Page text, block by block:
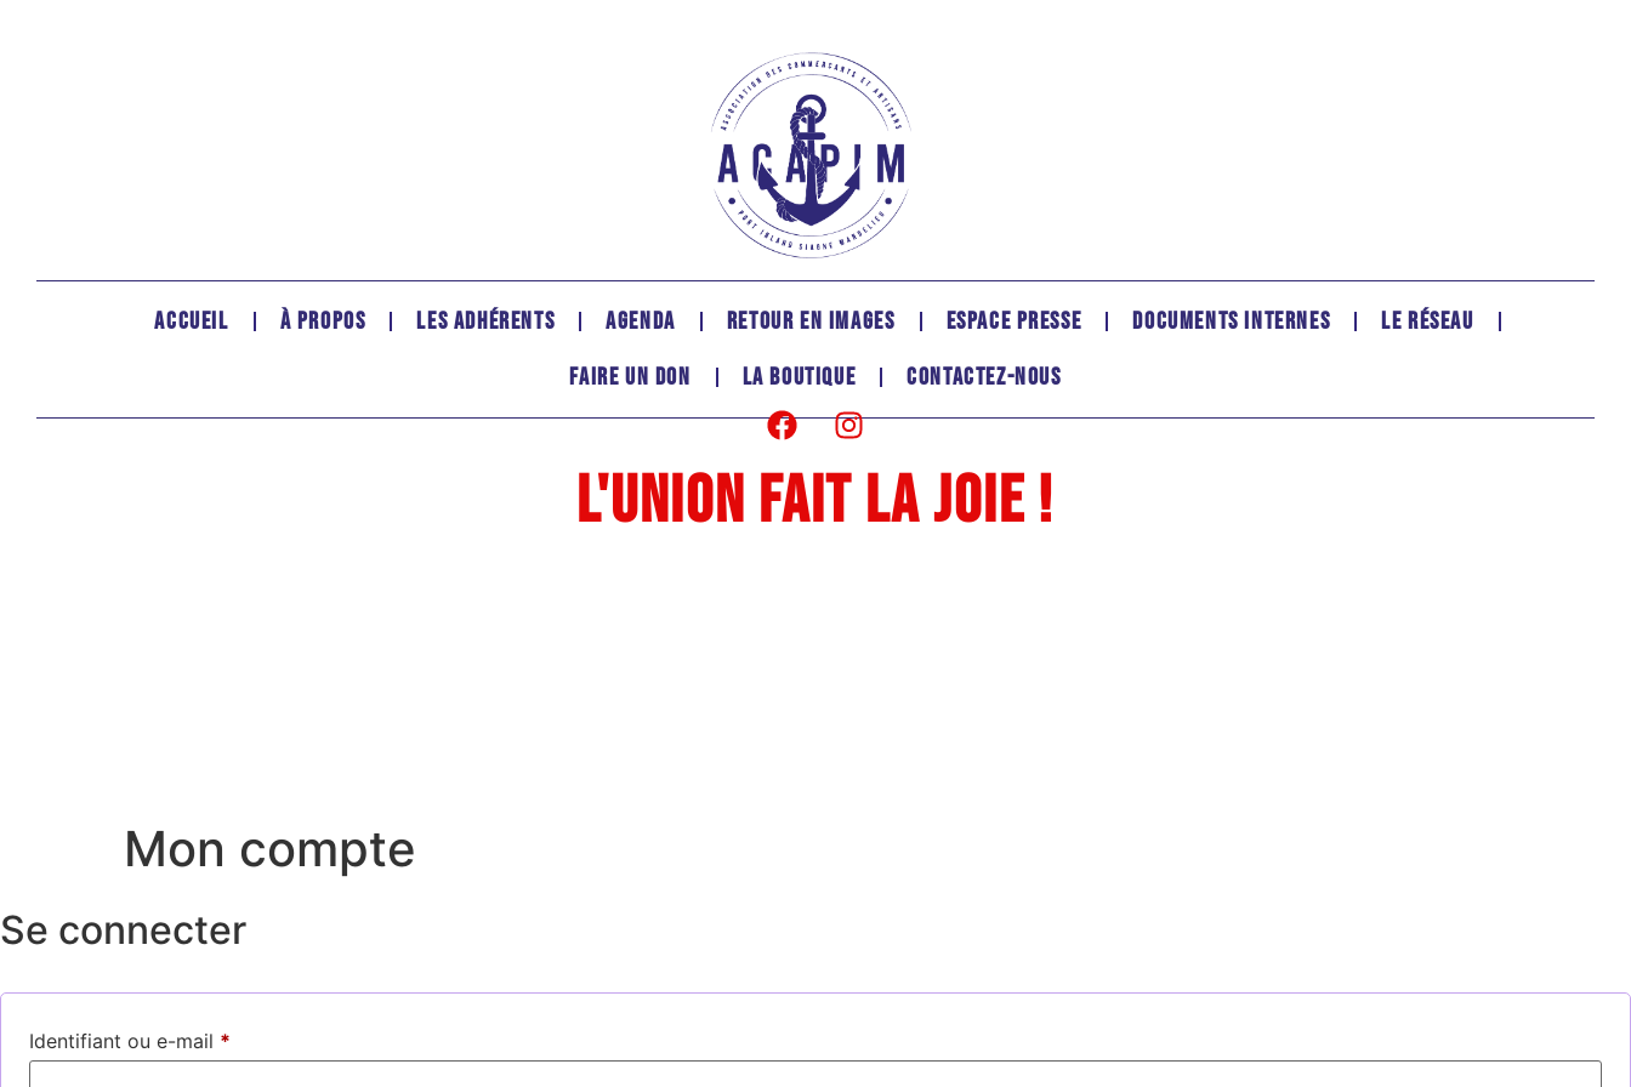
ACCUEIL À PROPOS LES ADHÉRENTS AGENDA RETOUR EN IMAGES ESPACE PRESSE DOCUMENTS INTERNES
LE RÉSEAU
FAIRE UN DON
LA BOUTIQUE CONTACTEZ-NOUS
L'union fait la joie !
Mon compte
Se connecter
Identifiant ou e-mail *